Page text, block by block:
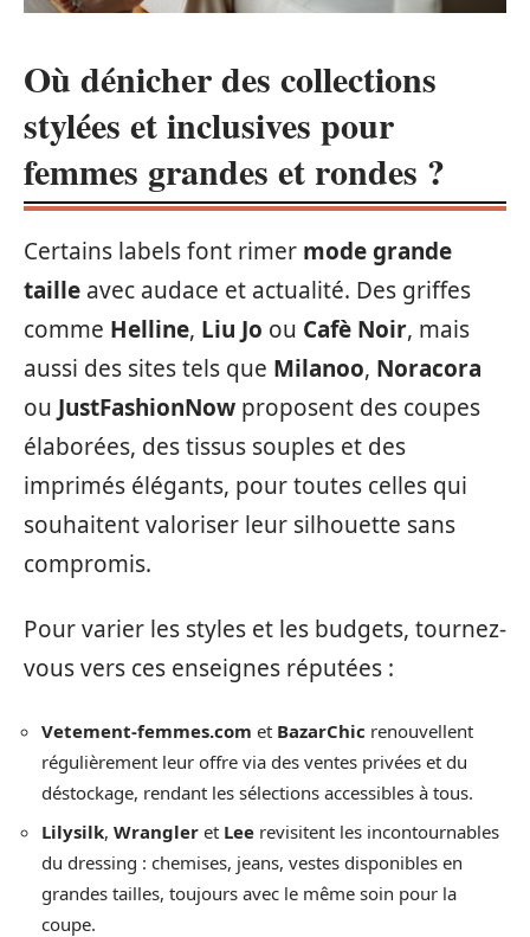
Où dénicher des collections
stylées et inclusives pour
femmes grandes et rondes ?
Certains labels font rimer mode grande
taille avec audace et actualité. Des griffes
comme Helline, Liu Jo ou Cafè Noir, mais
aussi des sites tels que Milanoo, Noracora
ou JustFashionNow proposent des coupes
élaborées, des tissus souples et des
imprimés élégants, pour toutes celles qui
souhaitent valoriser leur silhouette sans
compromis.
Pour varier les styles et les budgets, tournez-
vous vers ces enseignes réputées :
Vetement-femmes.com et BazarChic renouvellent
régulièrement leur offre via des ventes privées et du
déstockage, rendant les sélections accessibles à tous.
Lilysilk, Wrangler et Lee revisitent les incontournables
du dressing : chemises, jeans, vestes disponibles en
grandes tailles, toujours avec le même soin pour la
coupe.